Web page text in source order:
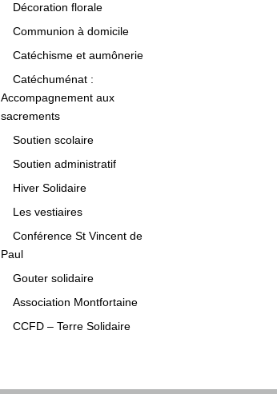
Décoration florale
Communion à domicile
Catéchisme et aumônerie
Catéchuménat :
Accompagnement aux
sacrements
Soutien scolaire
Soutien administratif
Hiver Solidaire
Les vestiaires
Conférence St Vincent de
Paul
Gouter solidaire
Association Montfortaine
CCFD – Terre Solidaire